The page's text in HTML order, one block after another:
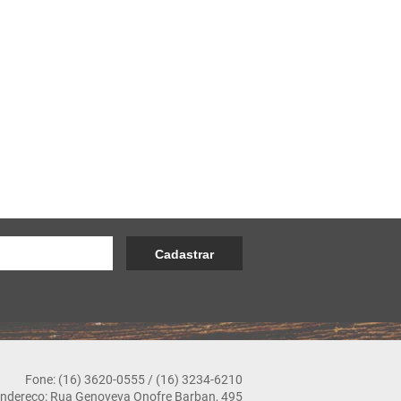
Fone: (16) 3620-0555 / (16) 3234-6210
Rua Genoveva Onofre Barban, 495